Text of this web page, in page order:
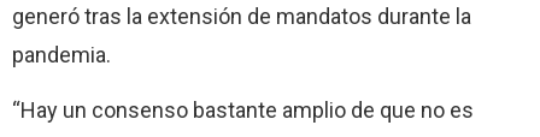
generó tras la extensión de mandatos durante la
pandemia.
“Hay un consenso bastante amplio de que no es